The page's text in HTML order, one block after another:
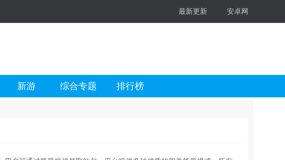
最新更新 安卓网
新游 综合专题 排行榜